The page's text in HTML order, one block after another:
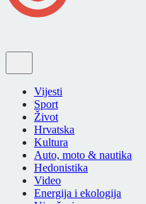
Vijesti
Sport
Život
Hrvatska
Kultura
Auto, moto & nautika
Hedonistika
Video
Energija i ekologija